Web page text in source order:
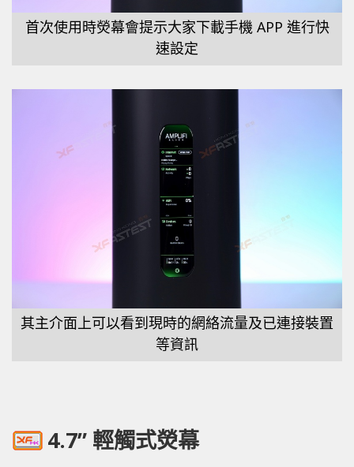
首次使用時熒幕會提示大家下載手機 APP 進行快
速設定
其主介面上可以看到現時的網絡流量及已連接裝置
等資訊
4.7” 輕觸式熒幕